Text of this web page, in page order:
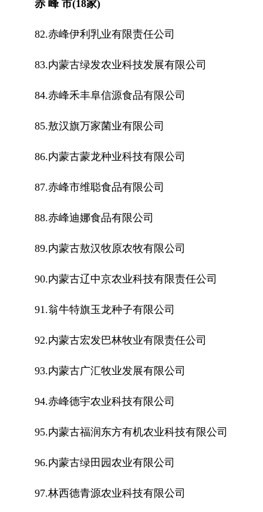
赤 峰 市(18家)
82.赤峰伊利乳业有限责任公司
83.内蒙古绿发农业科技发展有限公司
84.赤峰禾丰阜信源食品有限公司
85.敖汉旗万家菌业有限公司
86.内蒙古蒙龙种业科技有限公司
87.赤峰市维聪食品有限公司
88.赤峰迪娜食品有限公司
89.内蒙古敖汉牧原农牧有限公司
90.内蒙古辽中京农业科技有限责任公司
91.翁牛特旗玉龙种子有限公司
92.内蒙古宏发巴林牧业有限责任公司
93.内蒙古广汇牧业发展有限公司
94.赤峰德宇农业科技有限公司
95.内蒙古福润东方有机农业科技有限公司
96.内蒙古绿田园农业有限公司
97.林西德青源农业科技有限公司